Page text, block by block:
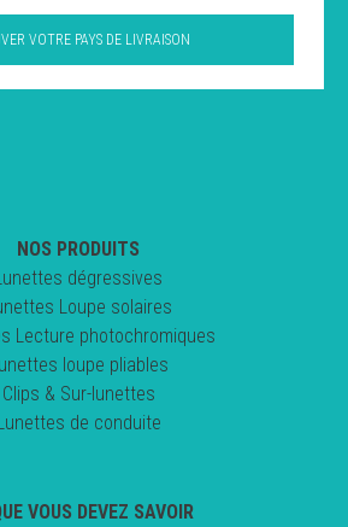
VOTRE PAYS DE LIVRAISON
NOS PRODUITS
dégressives
Loupe solaires
Lecture photochromiques
loupe pliables
Clips & Sur-lunettes
de conduite
VOUS DEVEZ SAVOIR